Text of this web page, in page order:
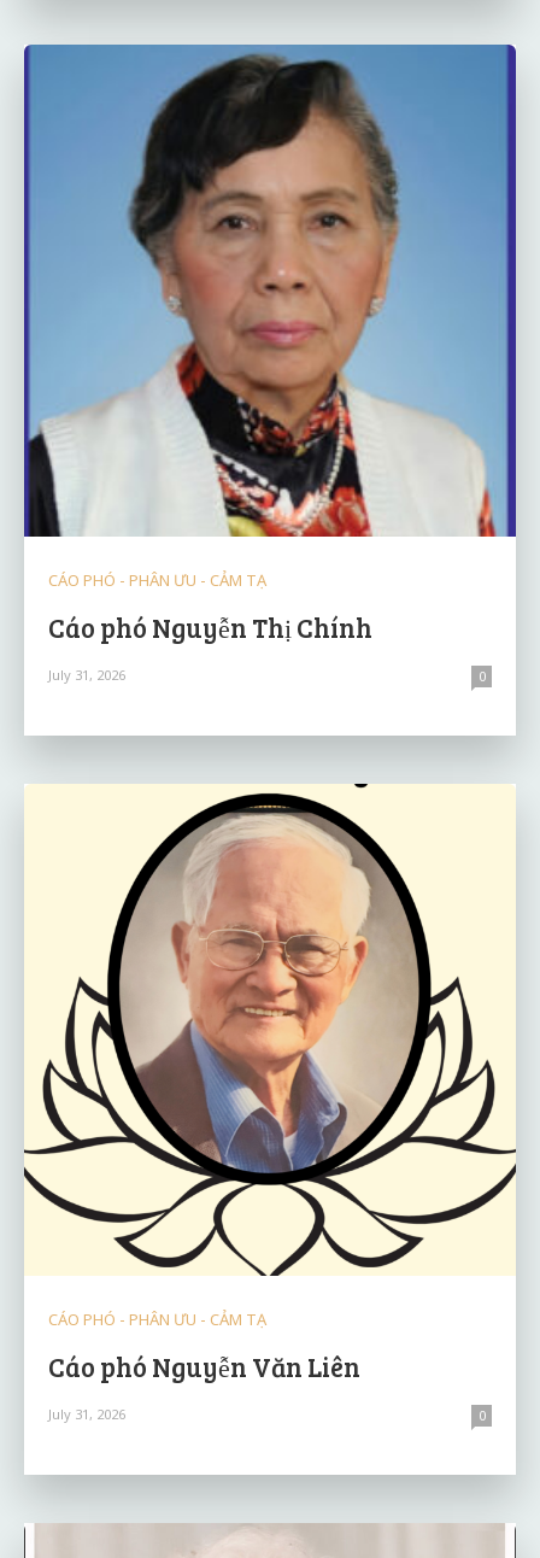
CÁO PHÓ - PHÂN ƯU - CẢM TẠ
Cáo phó Nguyễn Thị Chính
July 31, 2026 0
CÁO PHÓ - PHÂN ƯU - CẢM TẠ
Cáo phó Nguyễn Văn Liên
July 31, 2026 0